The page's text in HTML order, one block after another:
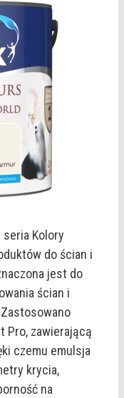
seria Kolory
do ścian i
jest do
ścian i
Pro, zawierającą
czemu emulsja
krycia,
na